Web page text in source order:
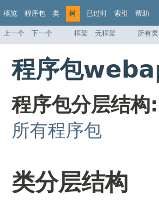
概览 程序包 类 树 已过时 索引 帮助
上一个 下一个 框架 无框架 所有类
程序包
程序包分层结构:
所有程序包
类分层结构